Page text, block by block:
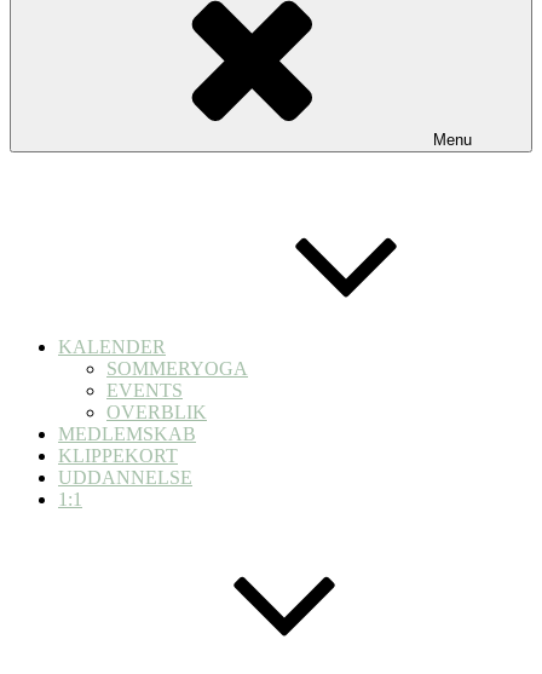
Menu
KALENDER
SOMMERYOGA
EVENTS
OVERBLIK
MEDLEMSKAB
KLIPPEKORT
UDDANNELSE
1:1